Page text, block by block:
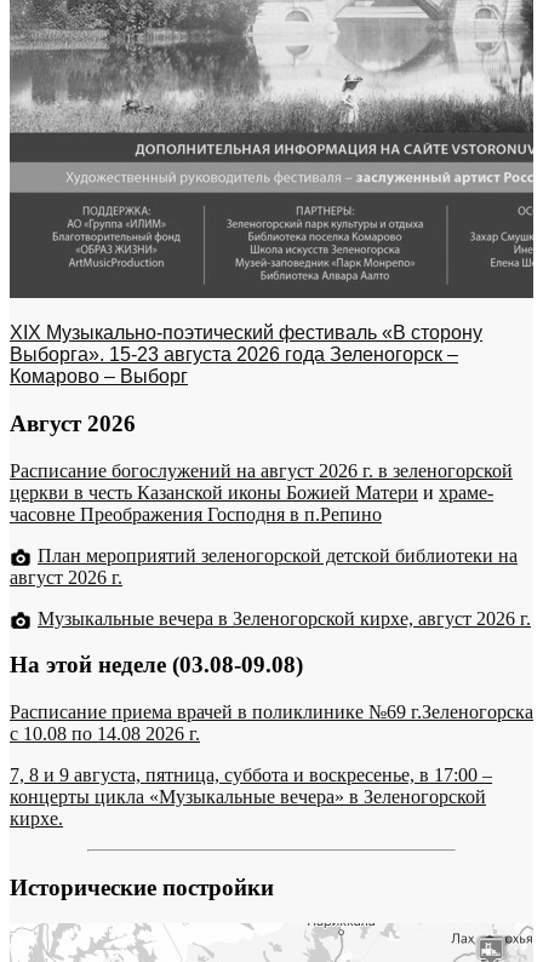
XIX Музыкально-поэтический фестиваль «В сторону
Выборга». 15-23 августа 2026 года Зеленогорск –
Комарово – Выборг
Август 2026
Расписание богослужений на август 2026 г. в зеленогорской
церкви в честь Казанской иконы Божией Матери и храме-
часовне Преображения Господня в п.Репино
План мероприятий зеленогорской детской библиотеки на
август 2026 г.
Музыкальные вечера в Зеленогорской кирхе, август 2026 г.
На этой неделе (03.08-09.08)
Расписание приема врачей в поликлинике №69 г.Зеленогорска
c 10.08 по 14.08 2026 г.
7, 8 и 9 августа, пятница, суббота и воскресенье, в 17:00 –
концерты цикла «Музыкальные вечера» в Зеленогорской
кирхе.
Исторические постройки